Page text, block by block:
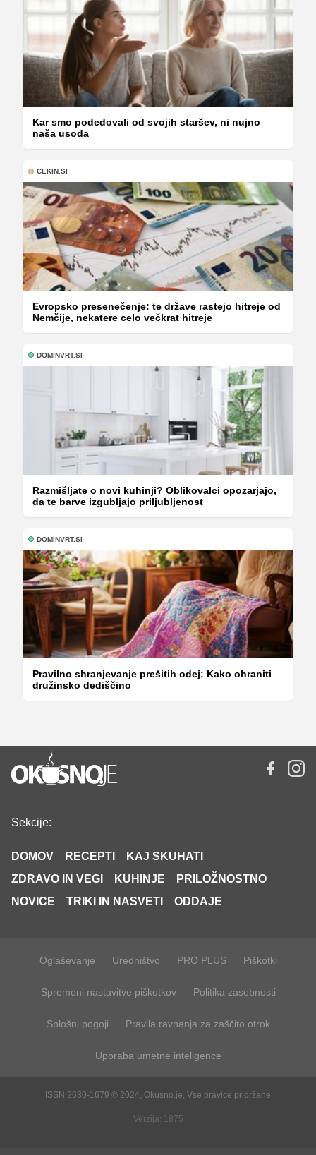
Kar smo podedovali od svojih staršev, ni nujno
naša usoda
CEKIN.SI
Evropsko presenečenje: te države rastejo hitreje od
Nemčije, nekatere celo večkrat hitreje
DOMINVRT.SI
Razmišljate o novi kuhinji? Oblikovalci opozarjajo,
da te barve izgubljajo priljubljenost
DOMINVRT.SI
Pravilno shranjevanje prešitih odej: Kako ohraniti
družinsko dediščino
Sekcije:
DOMOV RECEPTI
KAJ SKUHATI
ZDRAVO IN VEGI
KUHINJE
PRILOŽNOSTNO
NOVICE
TRIKI IN NASVETI ODDAJE
Oglaševanje Uredništvo PRO PLUS Piškotki
Spremeni nastavitve piškotkov Politika zasebnosti
Splošni pogoji Pravila ravnanja za zaščito otrok
Uporaba umetne inteligence
ISSN 2630-1679 © 2024, Okusno.je, Vse pravice pridržane
Verzija: 1875